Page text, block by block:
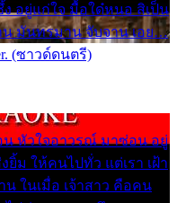
อยู่แก่ใจ มื้อใด๋หนอ สิเป็น
น มันทรมาน จับจาน เอย…
(ซาวด์ดนตรี)
น หัวใจอาวรณ์ มาซ่อน อยู่
ยิ้ม ให้คนไปทั่ว แต่เรา เฝ้า
น ในเมื่อ เจ้าสาว คือคน